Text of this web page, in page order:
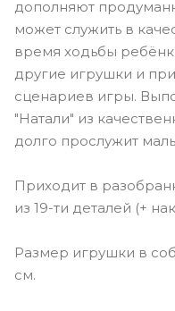
дополняют
может служить в
время ходьбы
другие игрушки и
сценариев игры.
"Натали" из
долго прослужит
Приходит в
из 19-ти деталей (+
Размер игрушки в
см.